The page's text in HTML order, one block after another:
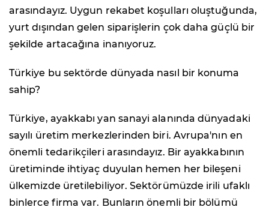
arasındayız. Uygun rekabet koşulları oluştuğunda,
yurt dışından gelen siparişlerin çok daha güçlü bir
şekilde artacağına inanıyoruz.
Türkiye bu sektörde dünyada nasıl bir konuma
sahip?
Türkiye, ayakkabı yan sanayi alanında dünyadaki
sayılı üretim merkezlerinden biri. Avrupa'nın en
önemli tedarikçileri arasındayız. Bir ayakkabının
üretiminde ihtiyaç duyulan hemen her bileşeni
ülkemizde üretilebiliyor. Sektörümüzde irili ufaklı
binlerce firma var. Bunların önemli bir bölümü